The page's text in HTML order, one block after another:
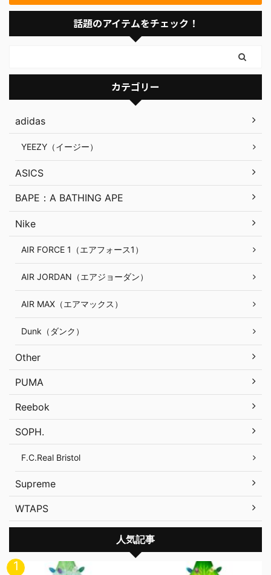
話題のアイテムをチェック！
カテゴリー
adidas
YEEZY（イージー）
ASICS
BAPE：A BATHING APE
Nike
AIR FORCE 1（エアフォース1）
AIR JORDAN（エアジョーダン）
AIR MAX（エアマックス）
Dunk（ダンク）
Other
PUMA
Reebok
SOPH.
F.C.Real Bristol
Supreme
WTAPS
人気記事